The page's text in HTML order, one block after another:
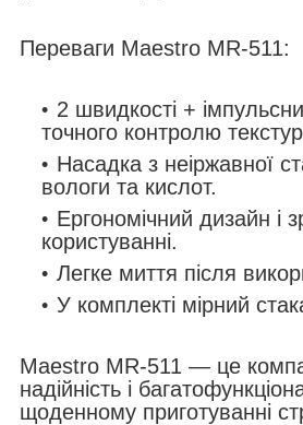
Переваги Maestro MR-511:
2 швидкості +
точного контролю
Насадка з неіржавної
вологи та кислот.
Ергономічний дизайн і
користуванні.
Легке миття після
У комплекті мірний
Maestro MR-511 — це
надійність і
щоденному приготуванні